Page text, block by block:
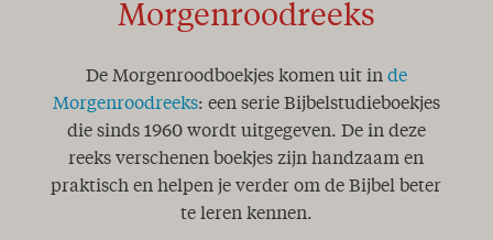
Morgenroodreeks
De Morgenroodboekjes komen uit in de
Morgenroodreeks: een serie Bijbelstudieboekjes
die sinds 1960 wordt uitgegeven. De in deze
reeks verschenen boekjes zijn handzaam en
praktisch en helpen je verder om de Bijbel beter
te leren kennen.